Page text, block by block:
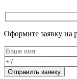
Оформите заявку на